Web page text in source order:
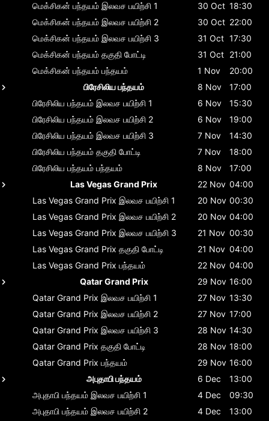
மெக்சிகன் பந்தயம் இலவச பயிற்சி 1 30 Oct 18:30
மெக்சிகன் பந்தயம் இலவச பயிற்சி 2 30 Oct 22:00
மெக்சிகன் பந்தயம் இலவச பயிற்சி 3 31 Oct 17:30
மெக்சிகன் பந்தயம் தகுதி போட்டி 31 Oct 21:00
மெக்சிகன் பந்தயம் பந்தயம் 1 Nov
20:00
பிரேசிலிய பந்தயம்
8 Nov
17:00
பிரேசிலிய பந்தயம் இலவச பயிற்சி 1 6 Nov
15:30
பிரேசிலிய பந்தயம் இலவச பயிற்சி 2 6 Nov
19:00
பிரேசிலிய பந்தயம் இலவச பயிற்சி 3 7 Nov
14:30
பிரேசிலிய பந்தயம் தகுதி போட்டி 7 Nov
18:00
பிரேசிலிய பந்தயம் பந்தயம் 8 Nov
17:00
Las Vegas Grand Prix
22 Nov 04:00
Las Vegas Grand Prix இலவச பயிற்சி 1 20 Nov 00:30
Las Vegas Grand Prix இலவச பயிற்சி 2 20 Nov 04:00
Las Vegas Grand Prix இலவச பயிற்சி 3 21 Nov 00:30
Las Vegas Grand Prix தகுதி போட்டி 21 Nov 04:00
Las Vegas Grand Prix பந்தயம் 22 Nov 04:00
Qatar Grand Prix
29 Nov 16:00
Qatar Grand Prix இலவச பயிற்சி 1 27 Nov 13:30
Qatar Grand Prix இலவச பயிற்சி 2 27 Nov 17:00
Qatar Grand Prix இலவச பயிற்சி 3 28 Nov 14:30
Qatar Grand Prix தகுதி போட்டி 28 Nov 18:00
Qatar Grand Prix பந்தயம் 29 Nov 16:00
அபுதாபி பந்தயம்
6 Dec
13:00
அபுதாபி பந்தயம் இலவச பயிற்சி 1 4 Dec
09:30
அபுதாபி பந்தயம் இலவச பயிற்சி 2 4 Dec
13:00